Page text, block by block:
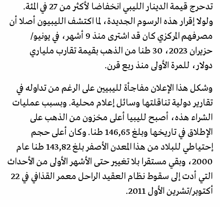
تدحرج قيمة الدينار الليبي انخفاضا لأكثر من 27 في المئة.
ولولا إقرار هذه الرسوم الجديدة، لما اكتشف الليبيون أصلا أن
مصرفهم المركزي كان قد اشترى منذ 9 أشهر، في يونيو/
حزيران 2023، 30 طنا من الذهب بقيمة تقارب ملياري
دولار، للمرة الأولى منذ ربع قرن.
وشكل هذا الإعلان مفاجأة لليبيين على الرغم من تداوله في
تقارير دولية تناقلتها وسائل إعلام محلية. وبسبب عمليات
الشراء هذه، أصبح لليبيا أعلى مخزون من الذهب على
الإطلاق في تاريخها وبلغ 146,65 طنا. وكان أعلى حجم
إحتياطي للبلاد من هذا المعدن الأصفر بلغ 143,82 طنا عام
2000، وبقي مستقرا بلا تغيير حتى الأشهر الأولى من الأحداث
التي أدت إلى سقوط نظام العقيد الراحل معمر القذافي في 22
أكتوبر/تشرين الأول 2011.